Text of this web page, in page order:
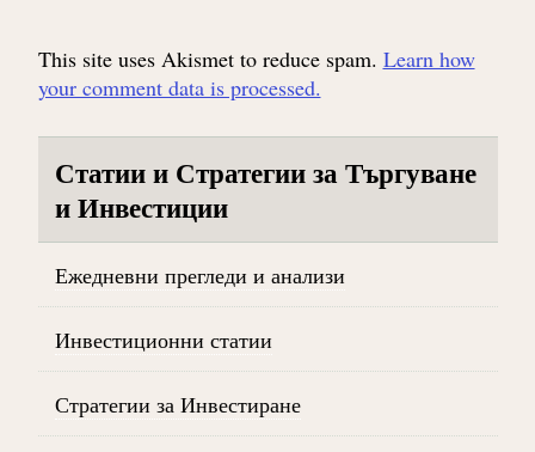
This site uses Akismet to reduce spam. Learn how
your comment data is processed.
Статии и Стратегии за Търгуване
и Инвестиции
Ежедневни прегледи и анализи
Инвестиционни статии
Стратегии за Инвестиране